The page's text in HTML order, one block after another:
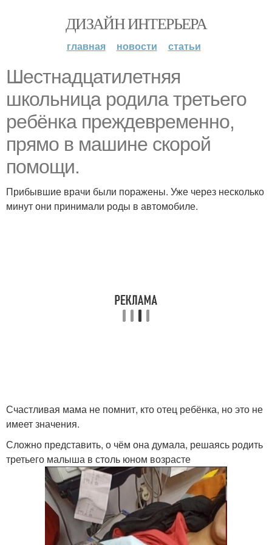
ДИЗАЙН ИНТЕРЬЕРА
главная новости статьи
Шестнадцатилетняя
школьница родила третьего
ребёнка преждевременно,
прямо в машине скорой
помощи.
Прибывшие врачи были поражены. Уже через несколько
минут они принимали роды в автомобиле.
Счастливая мама не помнит, кто отец ребёнка, но это не
имеет значения.
Сложно представить, о чём она думала, решаясь родить
третьего малыша в столь юном возрасте